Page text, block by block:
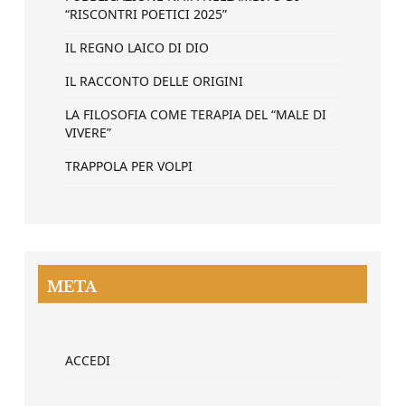
“RISCONTRI POETICI 2025”
IL REGNO LAICO DI DIO
IL RACCONTO DELLE ORIGINI
LA FILOSOFIA COME TERAPIA DEL “MALE DI
VIVERE”
TRAPPOLA PER VOLPI
META
ACCEDI